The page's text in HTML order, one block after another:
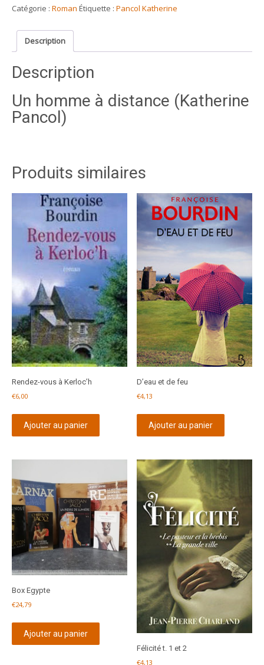
homme
distance
(Katherine
Catégorie : Roman Étiquette : Pancol Katherine
Description
Description
Un homme à distance (Katherine
Pancol)
Produits similaires
Rendez-vous à Kerloc’h
€6,00
Ajouter au panier
D’eau et de feu
€4,13
Ajouter au panier
Box Egypte
€24,79
Ajouter au panier
Félicité t. 1 et 2
€4,13